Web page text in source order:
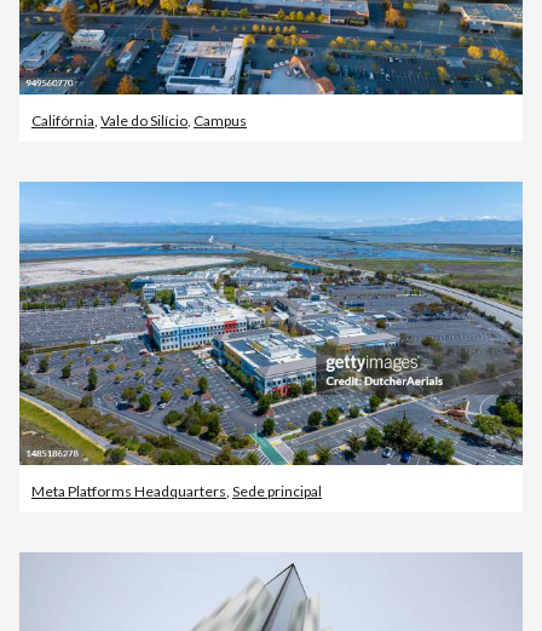
Califórnia, Vale do Silício, Campus
Meta Platforms Headquarters, Sede principal